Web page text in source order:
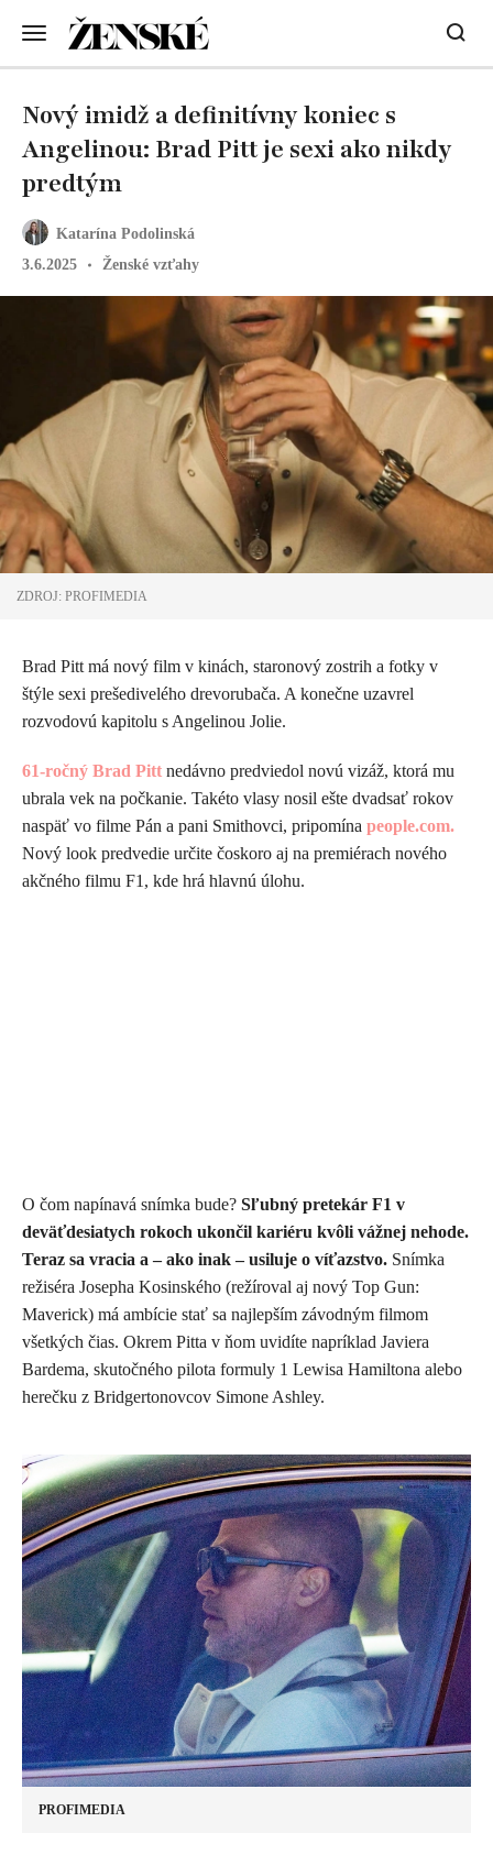
Katarína Podolinská
3.6.2025
Ženské vzťahy
Nový imidž a definitívny koniec s
Angelinou: Brad Pitt je sexi ako nikdy
predtým
ZDROJ: PROFIMEDIA
Brad Pitt má nový film v kinách, staronový zostrih a fotky v
štýle sexi prešedivelého drevorubača. A konečne uzavrel
rozvodovú kapitolu s Angelinou Jolie.
61-ročný Brad Pitt nedávno predviedol novú vizáž, ktorá mu
ubrala vek na počkanie. Takéto vlasy nosil ešte dvadsať rokov
naspäť vo filme Pán a pani Smithovci, pripomína people.com.
Nový look predvedie určite čoskoro aj na premiérach nového
akčného filmu F1, kde hrá hlavnú úlohu.
O čom napínavá snímka bude? Sľubný pretekár F1 v
deväťdesiatych rokoch ukončil kariéru kvôli vážnej nehode.
Teraz sa vracia a – ako inak – usiluje o víťazstvo. Snímka
režiséra Josepha Kosinského (režíroval aj nový Top Gun:
Maverick) má ambície stať sa najlepším závodným filmom
všetkých čias. Okrem Pitta v ňom uvidíte napríklad Javiera
Bardema, skutočného pilota formuly 1 Lewisa Hamiltona alebo
herečku z Bridgertonovcov Simone Ashley.
PROFIMEDIA